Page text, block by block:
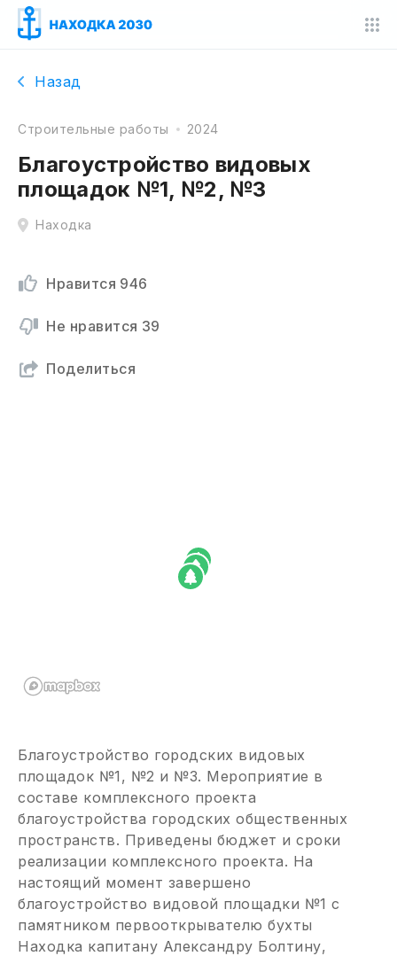
Назад
Строительные работы 2024
Благоустройство видовых
площадок №1, №2, №3
Находка
Нравится 946
Не нравится 39
Поделиться
Благоустройство городских видовых
площадок №1, №2 и №3. Мероприятие в
составе комплексного проекта
благоустройства городских общественных
пространств. Приведены бюджет и сроки
реализации комплексного проекта. На
настоящий момент завершено
благоустройство видовой площадки №1 с
памятником первооткрывателю бухты
Находка капитану Александру Болтину,